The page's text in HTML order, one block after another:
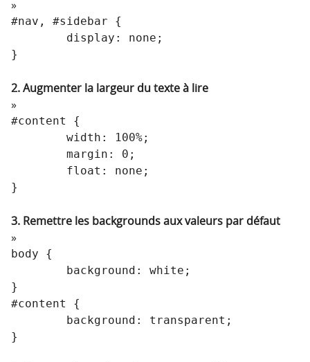
#nav, #sidebar {
}
2. Augmenter la largeur du texte à lire
#content {
}
3. Remettre les backgrounds aux valeurs par défaut
body {
}
#content {
}